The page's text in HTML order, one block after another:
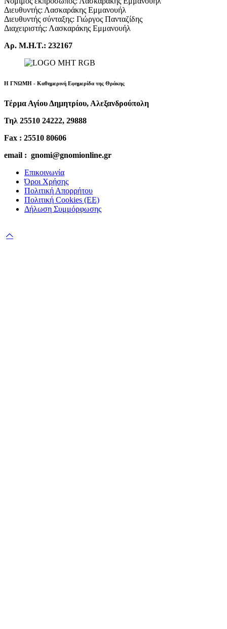
Διευθυντής: Λασκαράκης Εμμανουήλ
Διευθυντής σύνταξης: Γιώργος Πανταζίδης
Διαχειριστής: Λασκαράκης Εμμανουήλ
Αρ. Μ.Η.Τ.: 232167
Η ΓΝΩΜΗ - Καθημερινή Εφημερίδα της Θράκης
Τέρμα Αγίου Δημητρίου, Αλεξανδρούπολη
Τηλ 25510 24222, 29888
Fax : 25510 80606
email : gnomi@gnomionline.gr
Επικοινωνία
Όροι Χρήσης
Πολιτική Απορρήτου
Πολιτική Cookies (ΕΕ)
Δήλωση Συμμόρφωσης